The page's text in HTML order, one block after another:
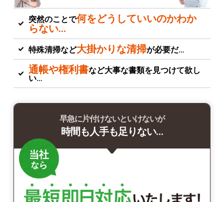
突然のことで何をどうしていいのかわか
らない…
特殊清掃など大掛かりな清掃が必要だ…
通帳や権利書など大事な書類を見つけて欲し
い…
早急に片付けないといけないが
時間も人手も足りない…